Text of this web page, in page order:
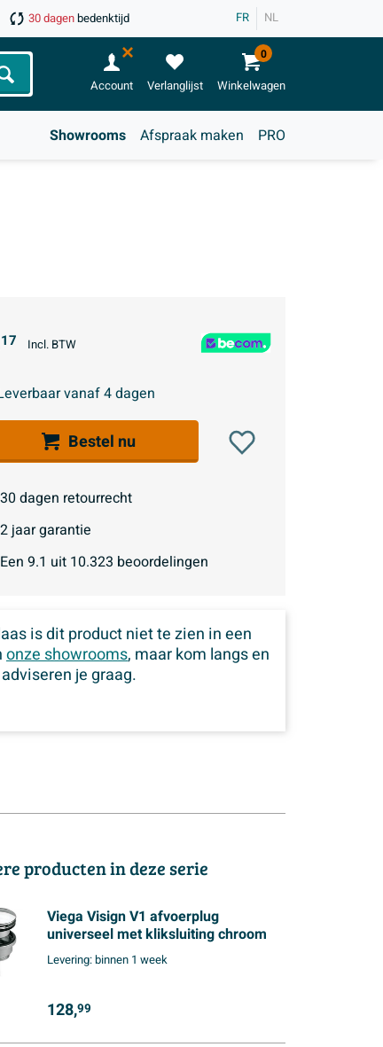
30 dagenbedenktijd FR NL
Zoeken Account Verlanglijst Winkelwagen
0
Showrooms Afspraak maken PRO
17 Incl. BTW
vanaf 4 dagen
Bestel nu
30 dagen retourrecht
2 jaar garantie
Een 9.1 uit 10.323 beoordelingen
is dit product niet te zien in een
onze showrooms, maar kom langs en
je graag.
producten in deze serie
Viega Visign V1 afvoerplug
universeel met kliksluiting chroom
Levering:binnen 1 week
128,99